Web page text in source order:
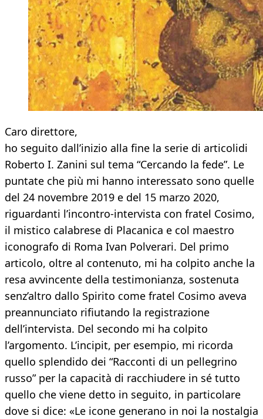
Caro direttore,
ho seguito dall’inizio alla fine la serie di articolidi
Roberto I. Zanini sul tema “Cercando la fede”. Le
puntate che più mi hanno interessato sono quelle
del 24 novembre 2019 e del 15 marzo 2020,
riguardanti l’incontro-intervista con fratel Cosimo,
il mistico calabrese di Placanica e col maestro
iconografo di Roma Ivan Polverari. Del primo
articolo, oltre al contenuto, mi ha colpito anche la
resa avvincente della testimonianza, sostenuta
senz’altro dallo Spirito come fratel Cosimo aveva
preannunciato rifiutando la registrazione
dell’intervista. Del secondo mi ha colpito
l’argomento. L’incipit, per esempio, mi ricorda
quello splendido dei “Racconti di un pellegrino
russo” per la capacità di racchiudere in sé tutto
quello che viene detto in seguito, in particolare
dove si dice: «Le icone generano in noi la nostalgia